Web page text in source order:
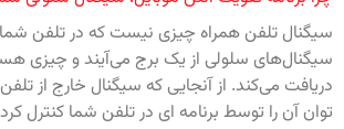
سیگنال تلفن همراه چیزی نیست که در تلفن شما
سیگنال‌های سلولی از یک برج می‌آیند و چیزی
دریافت می‌کند. از آنجایی که سیگنال خارج از
توان آن را توسط برنامه ای در تلفن شما کنترل